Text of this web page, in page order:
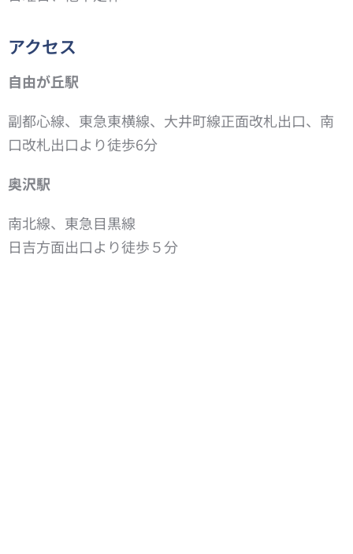
アクセス
自由が丘駅
副都心線、東急東横線、大井町線正面改札出口、南
口改札出口より徒歩6分
奥沢駅
南北線、東急目黒線
日吉方面出口より徒歩５分